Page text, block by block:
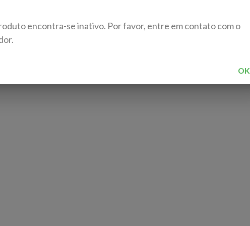
encontra-se inativo. Por favor, entre em contato com o
OK